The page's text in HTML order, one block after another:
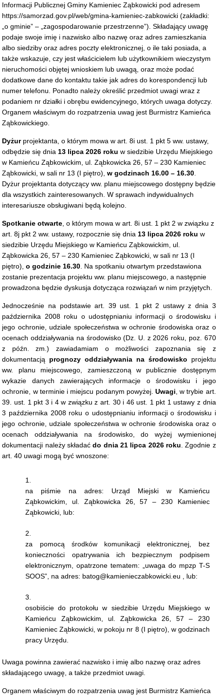
Informacji Publicznej Gminy Kamieniec Ząbkowicki pod adresem
https://samorzad.gov.pl/web/gmina-kamieniec-zabkowicki (zakładki:
„o gminie” – „zagospodarowanie przestrzenne”). Składający uwagę
podaje swoje imię i nazwisko albo nazwę oraz adres zamieszkania
albo siedziby oraz adres poczty elektronicznej, o ile taki posiada, a
także wskazuje, czy jest właścicielem lub użytkownikiem wieczystym
nieruchomości objętej wnioskiem lub uwagą, oraz może podać
dodatkowe dane do kontaktu takie jak adres do korespondencji lub
numer telefonu. Ponadto należy określić przedmiot uwagi wraz z
podaniem nr działki i obrębu ewidencyjnego, których uwaga dotyczy.
Organem właściwym do rozpatrzenia uwag jest Burmistrz Kamieńca
Ząbkowickiego.
Dyżurprojektanta, o którym mowa w art. 8i ust. 1 pkt 5 ww. ustawy,
odbędzie się dnia 13 lipca 2026 roku w siedzibie Urzędu Miejskiego
w Kamieńcu Ząbkowickim, ul. Ząbkowicka 26, 57 – 230 Kamieniec
Ząbkowicki, w sali nr 13 (I piętro),w godzinach 16.00 – 16.30
Dyżur projektanta dotyczący ww. planu miejscowego dostępny będzie
dla wszystkich zainteresowanych. W sprawach indywidualnych
interesariusze obsługiwani będą kolejno.
Spotkanie otwarte , o którym mowa w art. 8i ust. 1 pkt 2 w związku z
art. 8j pkt 2 ww. ustawy, rozpocznie się dnia 13 lipca 2026 roku w
siedzibie Urzędu Miejskiego w Kamieńcu Ząbkowickim, ul.
Ząbkowicka 26, 57 – 230 Kamieniec Ząbkowicki, w sali nr 13 (I
piętro),o godzinie 16.30 . Na spotkaniu otwartym przedstawiona
zostanie prezentacja projektu ww. planu miejscowego, a następnie
prowadzona będzie dyskusja dotycząca rozwiązań w nim przyjętych.
Jednocześnie na podstawie art. 39 ust. 1 pkt 2 ustawy z dnia 3
października 2008 roku o udostępnianiu informacji o środowisku i
jego ochronie, udziale społeczeństwa w ochronie środowiska oraz o
ocenach oddziaływania na środowisko (Dz. U. z 2026 roku, poz. 670
z późn. zm.) zawiadamiam o możliwości zapoznania się z
dokumentacją prognozyoddziaływania na środowisko projektu
ww. planu miejscowego, zamieszczoną w publicznie dostępnym
wykazie danych zawierających informacje o środowisku i jego
ochronie, w terminie i miejscu podanym powyżej. Uwagi , w trybie art.
39. ust. 1 pkt 3 i 4 w związku z art. 30 i 46 ust. 1 pkt 1 ustawy z dnia
3 października 2008 roku o udostępnianiu informacji o środowisku i
jego ochronie, udziale społeczeństwa w ochronie środowiska oraz o
ocenach oddziaływania na środowisko, do wyżej wymienionej
dokumentacji należy składaćdo dnia 21 lipca 2026 roku . Zgodnie z
art. 40 uwagi mogą być wnoszone:
na piśmie na adres: Urząd Miejski w Kamieńcu
Ząbkowickim, ul. Ząbkowicka 26, 57 – 230 Kamieniec
Ząbkowicki, lub:
za pomocą środków komunikacji elektronicznej, bez
konieczności opatrywania ich bezpiecznym podpisem
elektronicznym, opatrzone tematem: „uwaga do mpzp T-S
SOOS”, na adres: batog@kamienieczabkowicki.eu , lub:
osobiście do protokołu w siedzibie Urzędu Miejskiego w
Kamieńcu Ząbkowickim, ul. Ząbkowicka 26, 57 – 230
Kamieniec Ząbkowicki, w pokoju nr 8 (I piętro), w godzinach
pracy Urzędu.
Uwaga powinna zawierać nazwisko i imię albo nazwę oraz adres
składającego uwagę, a także przedmiot uwagi.
Organem właściwym do rozpatrzenia uwag jest Burmistrz Kamieńca